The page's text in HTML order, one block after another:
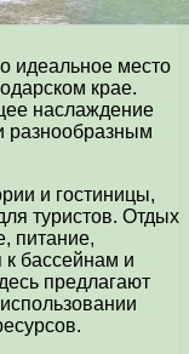
идеальное место
крае.
наслаждение
разнообразным
и гостиницы,
туристов. Отдых
питание,
к бассейнам и
предлагают